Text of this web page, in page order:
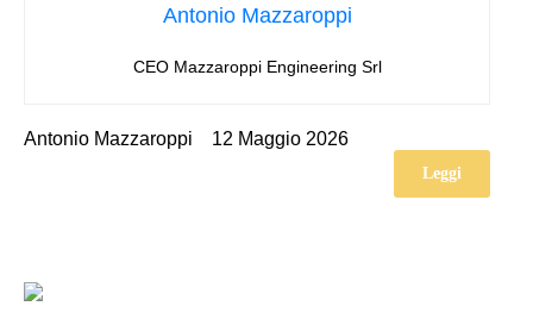
Antonio Mazzaroppi
CEO Mazzaroppi Engineering Srl
Antonio Mazzaroppi 12 Maggio 2026
Leggi